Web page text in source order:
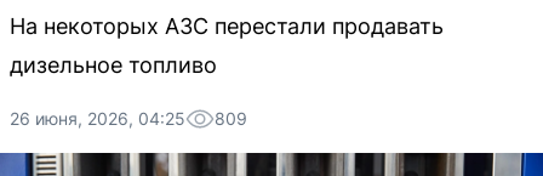
На некоторых АЗС перестали продавать
дизельное топливо
26 июня, 2026, 04:25 809